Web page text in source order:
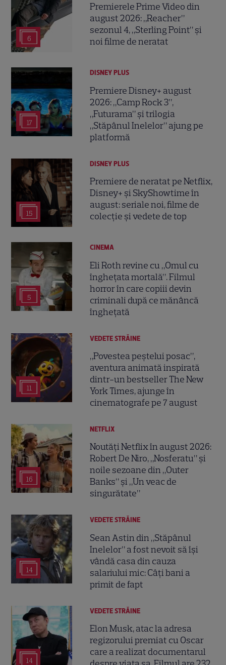
6
Premierele Prime Video din
august 2026: „Reacher”
sezonul 4, „Sterling Point” și
noi filme de neratat
17
DISNEY PLUS
Premiere Disney+ august
2026: „Camp Rock 3”,
„Futurama” și trilogia
„Stăpânul Inelelor” ajung pe
platformă
15
DISNEY PLUS
Premiere de neratat pe Netflix,
Disney+ și SkyShowtime în
august: seriale noi, filme de
colecție și vedete de top
5
CINEMA
Eli Roth revine cu „Omul cu
înghețata mortală”. Filmul
horror în care copiii devin
criminali după ce mănâncă
înghețată
11
VEDETE STRĂINE
„Povestea peștelui posac”,
aventura animată inspirată
dintr-un bestseller The New
York Times, ajunge în
cinematografe pe 7 august
16
NETFLIX
Noutăți Netflix în august 2026:
Robert De Niro, „Nosferatu” și
noile sezoane din „Outer
Banks” și „Un veac de
singurătate”
14
VEDETE STRĂINE
Sean Astin din „Stăpânul
Inelelor” a fost nevoit să își
vândă casa din cauza
salariului mic: Câți bani a
primit de fapt
14
VEDETE STRĂINE
Elon Musk, atac la adresa
regizorului premiat cu Oscar
care a realizat documentarul